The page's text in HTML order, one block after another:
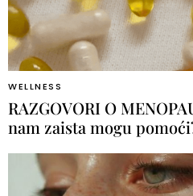
WELLNESS
RAZGOVORI O
nam zaista mogu